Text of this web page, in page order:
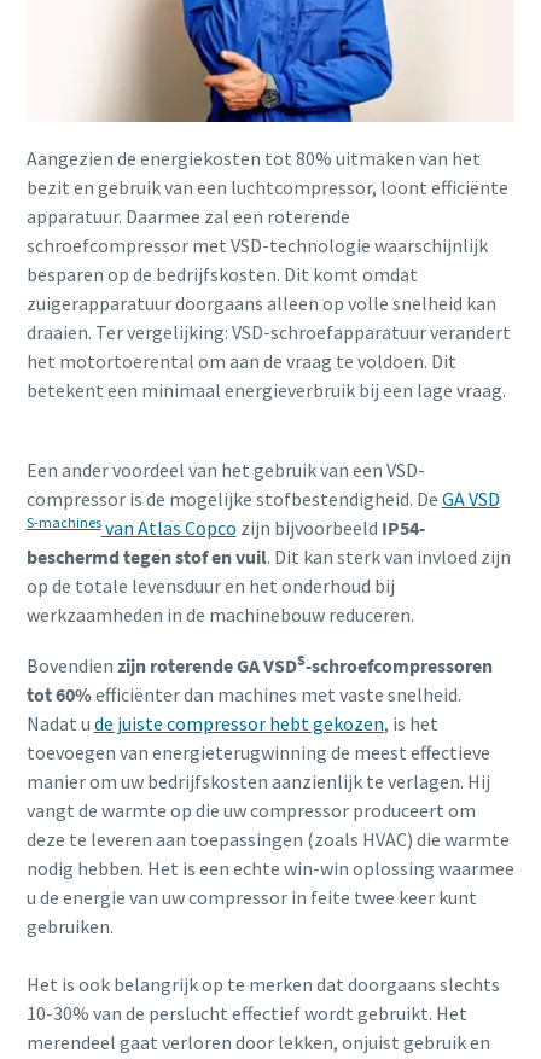
Aangezien de energiekosten tot 80% uitmaken van het
bezit en gebruik van een luchtcompressor, loont efficiënte
apparatuur. Daarmee zal een roterende
schroefcompressor met VSD-technologie waarschijnlijk
besparen op de bedrijfskosten. Dit komt omdat
zuigerapparatuur doorgaans alleen op volle snelheid kan
draaien. Ter vergelijking: VSD-schroefapparatuur verandert
het motortoerental om aan de vraag te voldoen. Dit
betekent een minimaal energieverbruik bij een lage vraag.
Een ander voordeel van het gebruik van een VSD-
compressor is de mogelijke stofbestendigheid. De GA VSD
S-machinesvan Atlas Copco zijn bijvoorbeeld IP54-
beschermd tegen stof en vuil. Dit kan sterk van invloed zijn
op de totale levensduur en het onderhoud bij
werkzaamheden in de machinebouw reduceren.
Bovendien zijn roterende GA VSDS-schroefcompressoren
tot 60%efficiënter dan machines met vaste snelheid.
Nadat u de juiste compressor hebt gekozen, is het
toevoegen van energieterugwinning de meest effectieve
manier om uw bedrijfskosten aanzienlijk te verlagen. Hij
vangt de warmte op die uw compressor produceert om
deze te leveren aan toepassingen (zoals HVAC) die warmte
nodig hebben. Het is een echte win-win oplossing waarmee
u de energie van uw compressor in feite twee keer kunt
gebruiken.
Het is ook belangrijk op te merken dat doorgaans slechts
10-30% van de perslucht effectief wordt gebruikt. Het
merendeel gaat verloren door lekken, onjuist gebruik en